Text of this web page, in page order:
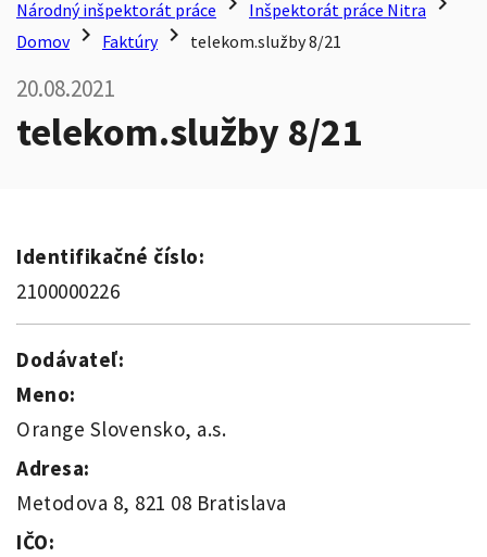
Národný inšpektorát práce Inšpektorát práce Nitra
Domov chevron_right Faktúry chevron_right telekom.služby 8/21
20.08.2021
telekom.služby 8/21
Identifikačné číslo:
2100000226
Dodávateľ:
Meno:
Orange Slovensko, a.s.
Adresa:
Metodova 8, 821 08 Bratislava
IČO: